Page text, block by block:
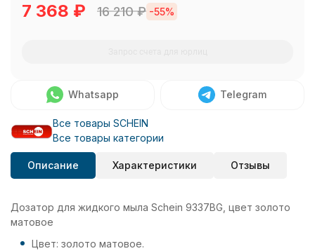
7 368 ₽ 16 210₽ -55%
Whatsapp Telegram
Все товары SCHEIN
Все товары категории
Описание Характеристики Отзывы
Дозатор для жидкого мыла Schein 9337BG, цвет золото
матовое
Цвет: золото матовое.